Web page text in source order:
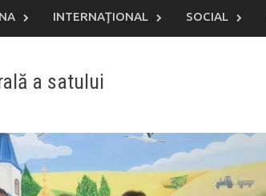
INTERNAŢIONAL SOCIAL
a satului